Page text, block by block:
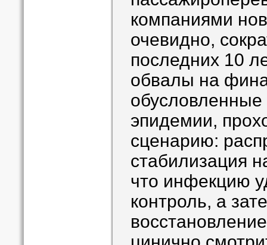
компаниями
очевидно,
последних 10
обвалы на
обусловленные
эпидемии,
сценарию:
стабилизация
что инфекцию
контроль, а